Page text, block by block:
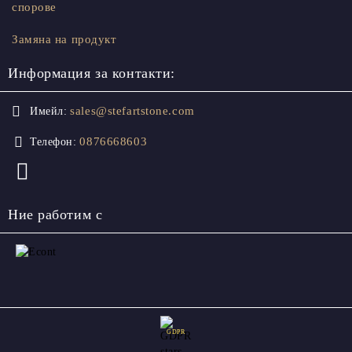
спорове
Замяна на продукт
Информация за контакти:
Имейл: sales@stefartstone.com
Телефон: 0876668603
Ние работим с
GDPR